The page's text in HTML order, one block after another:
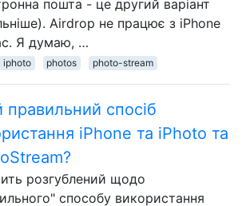
пошта - це другий варіант
Airdrop не працює з iPhone
Я думаю, …
iphoto photos photo-stream
правильний спосіб
iPhone та iPhoto та
розгублений щодо
способу використання